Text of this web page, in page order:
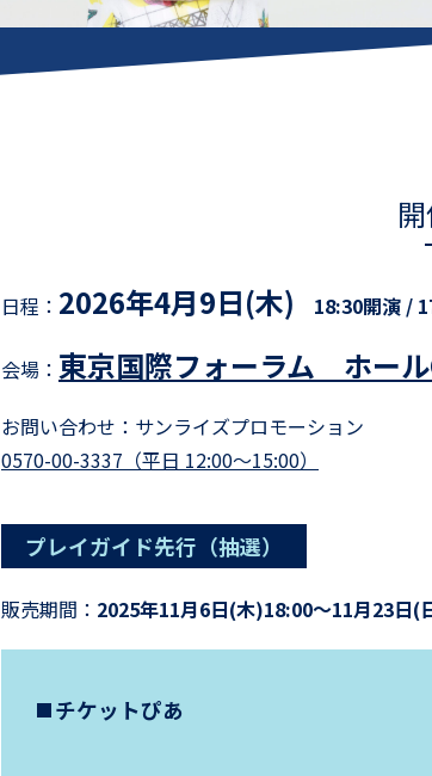
日程： 2026年4月9日(木) 18:30開演 /
会場： 東京国際フォーラム ホー
お問い合わせ： サンライズプロモーション
0570-00-3337（平日 12:00～15:00）
プレイガイド先行（抽選）
販売期間： 2025年11月6日(木)18:00～11月23日(
チケットぴあ